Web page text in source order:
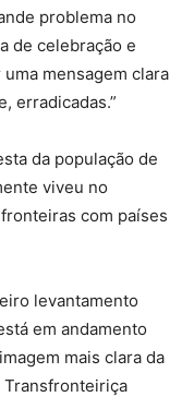
problema no
de celebração e
mensagem clara
erradicadas.”
da população de
viveu no
com países
levantamento
em andamento
mais clara da
Transfronteiriça